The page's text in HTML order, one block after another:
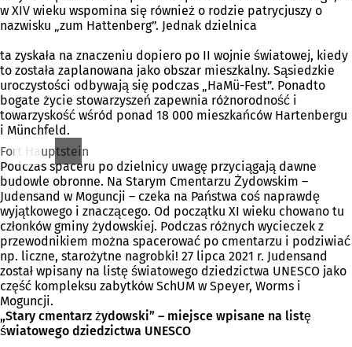
w XIV wieku wspomina się również o rodzie patrycjuszy o
nazwisku „zum Hattenberg”. Jednak dzielnica
ta zyskała na znaczeniu dopiero po II wojnie światowej, kiedy
to została zaplanowana jako obszar mieszkalny. Sąsiedzkie
uroczystości odbywają się podczas „HaMü-Fest”. Ponadto
bogate życie stowarzyszeń zapewnia różnorodność i
towarzyskość wśród ponad 18 000 mieszkańców Hartenbergu
i Münchfeld.
Fort Hauptstein
Podczas spaceru po dzielnicy uwagę przyciągają dawne
budowle obronne. Na Starym Cmentarzu Żydowskim –
Judensand w Moguncji – czeka na Państwa coś naprawdę
wyjątkowego i znaczącego. Od początku XI wieku chowano tu
członków gminy żydowskiej. Podczas różnych wycieczek z
przewodnikiem można spacerować po cmentarzu i podziwiać
np. liczne, starożytne nagrobki! 27 lipca 2021 r. Judensand
został wpisany na listę światowego dziedzictwa UNESCO jako
część kompleksu zabytków SchUM w Speyer, Worms i
Moguncji.
„Stary cmentarz żydowski” – miejsce wpisane na listę
światowego dziedzictwa UNESCO